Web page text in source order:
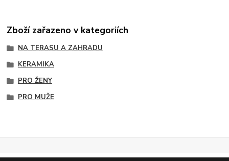
Zboží zařazeno v kategoriích
NA TERASU A ZAHRADU
KERAMIKA
PRO ŽENY
PRO MUŽE